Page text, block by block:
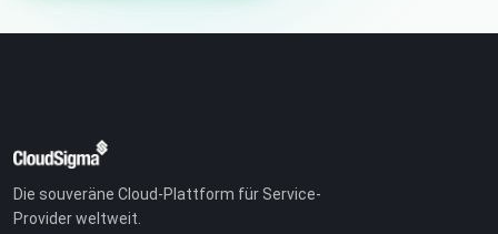
Die souveräne Cloud-Plattform für Service-
Provider weltweit.